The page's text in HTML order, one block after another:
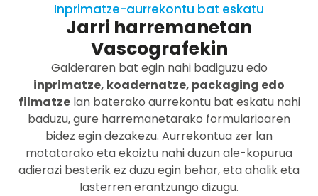
Inprimatze-aurrekontu bat eskatu
Jarri harremanetan
Vascografekin
Galderaren bat egin nahi badiguzu edo
inprimatze, koadernatze, packaging edo
filmatzelan baterako aurrekontu bat eskatu nahi
baduzu, gure harremanetarako formularioaren
bidez egin dezakezu. Aurrekontua zer lan
motatarako eta ekoiztu nahi duzun ale-kopurua
adierazi besterik ez duzu egin behar, eta ahalik eta
lasterren erantzungo dizugu.